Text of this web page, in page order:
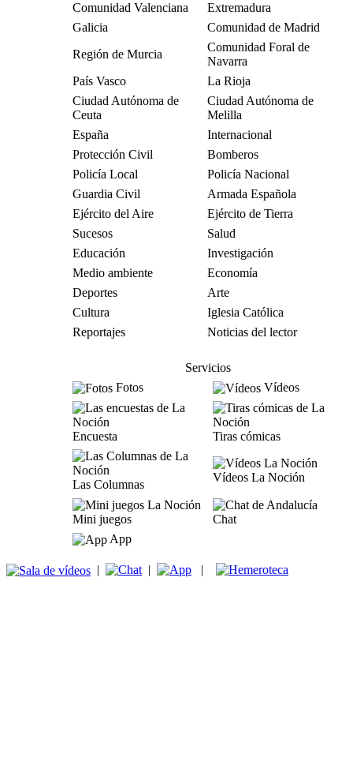
Comunidad Valenciana
Extremadura
Galicia
Comunidad de Madrid
Región de Murcia
Comunidad Foral de
Navarra
País Vasco
La Rioja
Ciudad Autónoma de
Ceuta
Ciudad Autónoma de
Melilla
España
Internacional
Protección Civil
Bomberos
Policía Local
Policía Nacional
Guardia Civil
Armada Española
Ejército del Aire
Ejército de Tierra
Sucesos
Salud
Educación
Investigación
Medio ambiente
Economía
Deportes
Arte
Cultura
Iglesia Católica
Reportajes
Noticias del lector
Servicios
Fotos
Vídeos
Encuesta Tiras cómicas
Las Columnas
Vídeos La Noción
Mini juegos
Chat
App
| | |